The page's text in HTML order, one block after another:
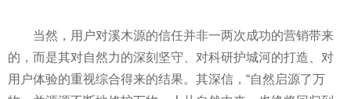
当然，用户对溪木源的信任并非一两次成功的营销带来
的，而是其对自然力的深刻坚守、对科研护城河的打造、对
用户体验的重视综合得来的结果。其深信，“自然启源了万